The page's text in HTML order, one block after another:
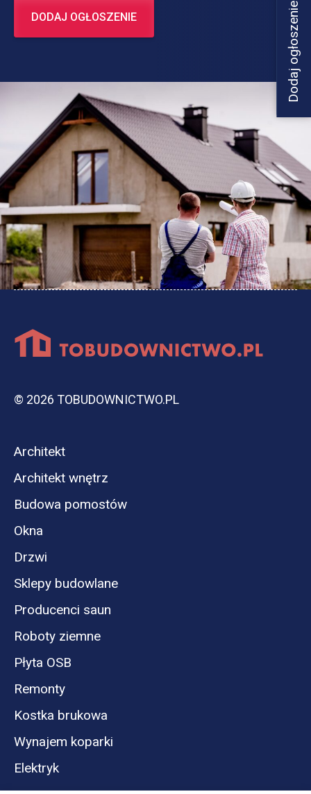
Dodaj ogłoszenie
DODAJ OGŁOSZENIE
© 2026 TOBUDOWNICTWO.PL
Architekt
Architekt wnętrz
Budowa pomostów
Okna
Drzwi
Sklepy budowlane
Producenci saun
Roboty ziemne
Płyta OSB
Remonty
Kostka brukowa
Wynajem koparki
Elektryk